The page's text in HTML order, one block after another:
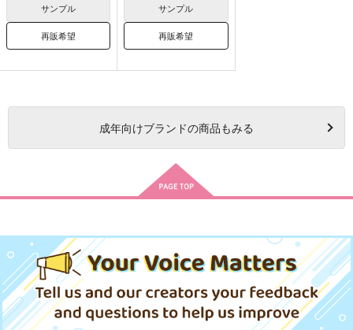
サンプル
再販希望
サンプル
再販希望
成年向けブランドの商品もみる